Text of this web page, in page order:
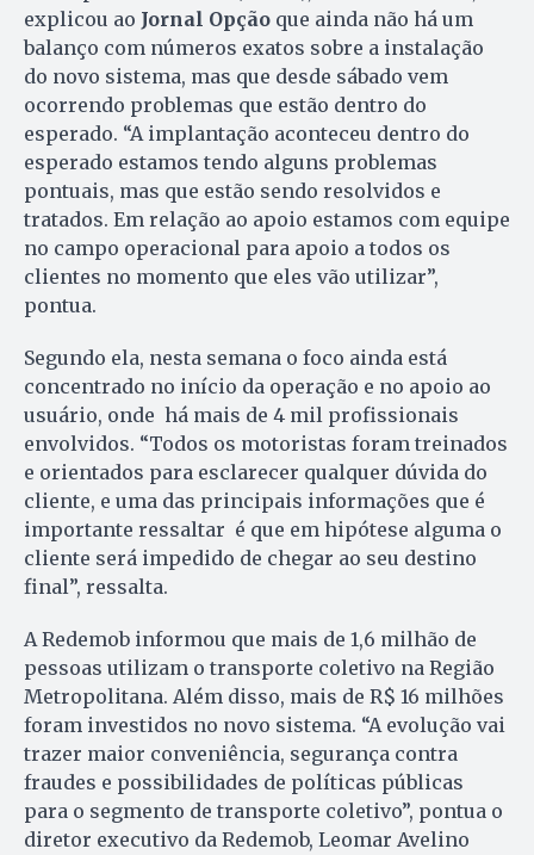
explicou ao Jornal Opção que ainda não há um
balanço com números exatos sobre a instalação
do novo sistema, mas que desde sábado vem
ocorrendo problemas que estão dentro do
esperado. “A implantação aconteceu dentro do
esperado estamos tendo alguns problemas
pontuais, mas que estão sendo resolvidos e
tratados. Em relação ao apoio estamos com equipe
no campo operacional para apoio a todos os
clientes no momento que eles vão utilizar”,
pontua.
Segundo ela, nesta semana o foco ainda está
concentrado no início da operação e no apoio ao
usuário, onde há mais de 4 mil profissionais
envolvidos. “Todos os motoristas foram treinados
e orientados para esclarecer qualquer dúvida do
cliente, e uma das principais informações que é
importante ressaltar é que em hipótese alguma o
cliente será impedido de chegar ao seu destino
final”, ressalta.
A Redemob informou que mais de 1,6 milhão de
pessoas utilizam o transporte coletivo na Região
Metropolitana. Além disso, mais de R$ 16 milhões
foram investidos no novo sistema. “A evolução vai
trazer maior conveniência, segurança contra
fraudes e possibilidades de políticas públicas
para o segmento de transporte coletivo”, pontua o
diretor executivo da Redemob, Leomar Avelino